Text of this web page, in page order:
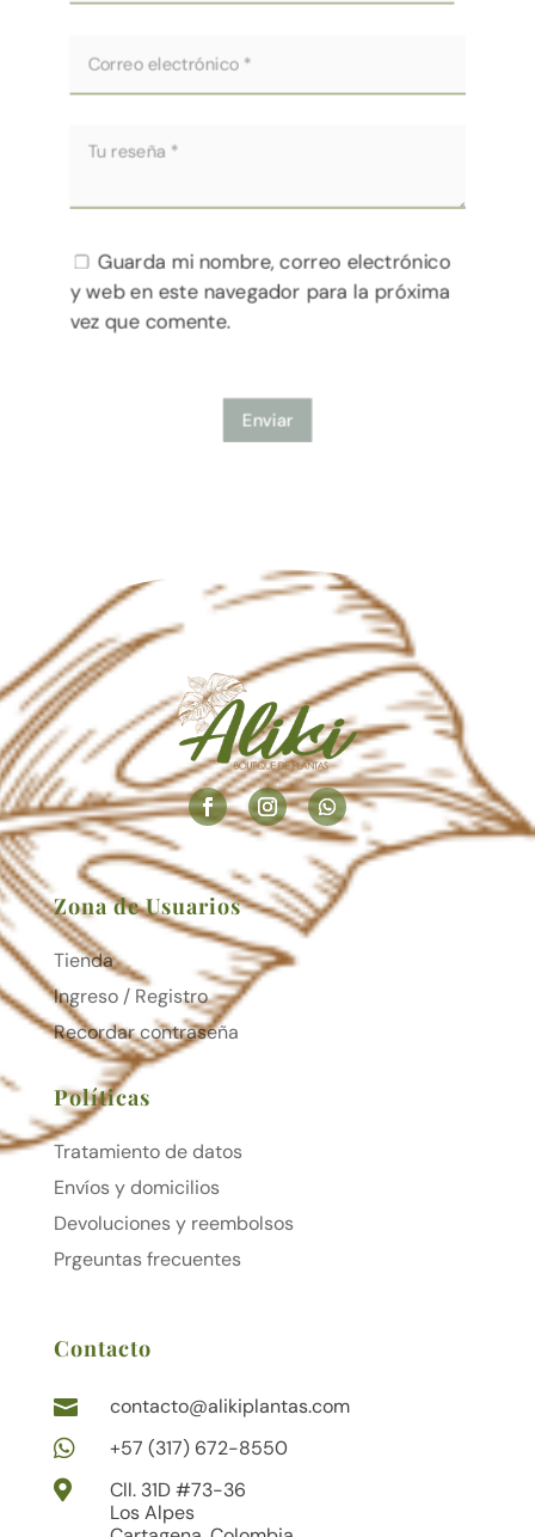
Guarda mi nombre, correo electrónico
y web en este navegador para la próxima
vez que comente.
Enviar
Zona de Usuarios
Tienda
Ingreso / Registro
Recordar contraseña
Políticas
Tratamiento de datos
Envíos y domicilios
Devoluciones y reembolsos
Prgeuntas frecuentes
Contacto

contacto@alikiplantas.com

+57 (317) 672-8550

Cll. 31D #73-36
Los Alpes